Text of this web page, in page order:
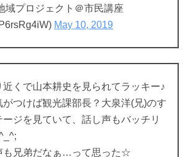
プロジェクト＠市民講座
May 10, 2019
近くで山本耕史を見られてラッキー♪
がつけば観光課部長？大泉洋(兄)のす
ージを見ていて、話し声もバッチリ
も兄弟だなぁ…って思った☆